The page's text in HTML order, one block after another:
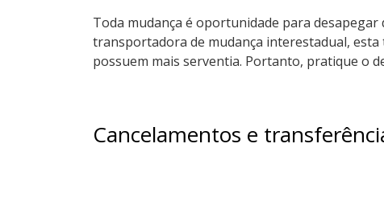
Toda mudança é oportunidade para
transportadora de mudança interestadual,
possuem mais serventia. Portanto, pratique o
Cancelamentos e